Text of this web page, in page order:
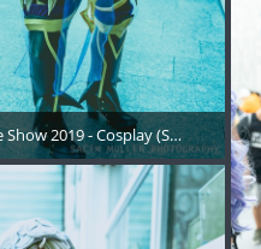
Show 2019 - Cosplay (Samstag) -
Oktober 2019